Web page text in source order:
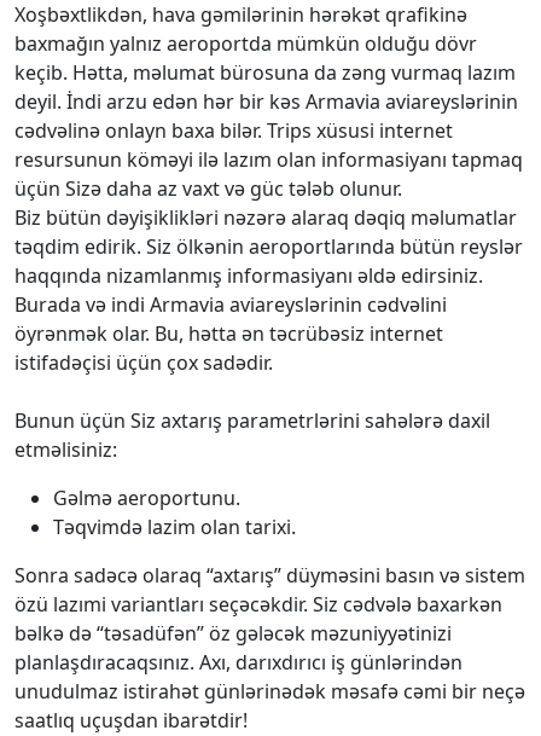
Xoşbəxtlikdən, hava gəmilərinin hərəkət qrafikinə
baxmağın yalnız aeroportda mümkün olduğu dövr
keçib. Hətta, məlumat bürosuna da zəng vurmaq lazım
deyil. İndi arzu edən hər bir kəs Armavia aviareyslərinin
cədvəlinə onlayn baxa bilər. Trips xüsusi internet
resursunun köməyi ilə lazım olan informasiyanı tapmaq
üçün Sizə daha az vaxt və güc tələb olunur.
Biz bütün dəyişiklikləri nəzərə alaraq dəqiq məlumatlar
təqdim edirik. Siz ölkənin aeroportlarında bütün reyslər
haqqında nizamlanmış informasiyanı əldə edirsiniz.
Burada və indi Armavia aviareyslərinin cədvəlini
öyrənmək olar. Bu, hətta ən təcrübəsiz internet
istifadəçisi üçün çox sadədir.
Bunun üçün Siz axtarış parametrlərini sahələrə daxil
etməlisiniz:
Gəlmə aeroportunu.
Təqvimdə lazim olan tarixi.
Sonra sadəcə olaraq “axtarış” düyməsini basın və sistem
özü lazımi variantları seçəcəkdir. Siz cədvələ baxarkən
bəlkə də “təsadüfən” öz gələcək məzuniyyətinizi
planlaşdıracaqsınız. Axı, darıxdırıcı iş günlərindən
unudulmaz istirahət günlərinədək məsafə cəmi bir neçə
saatlıq uçuşdan ibarətdir!